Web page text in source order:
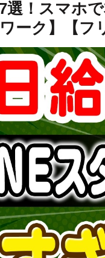
選！スマホ
ーク】【フ